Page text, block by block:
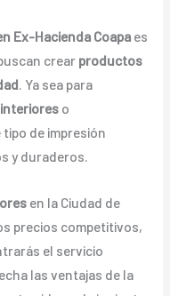
Ex-Hacienda Coapaes
crear productos
. Ya sea para
o
tipo de impresión
y duraderos.
en la Ciudad de
precios competitivos,
el servicio
las ventajas de la